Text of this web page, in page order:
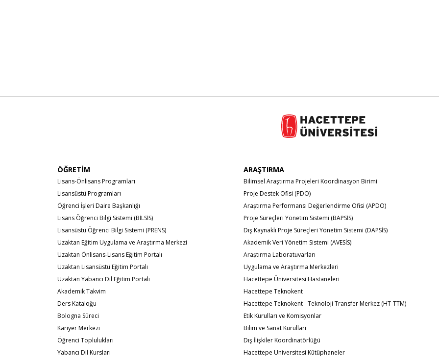
ÖĞRETİM
Lisans-Önlisans Programları
Lisansüstü Programları
Öğrenci İşleri Daire Başkanlığı
Lisans Öğrenci Bilgi Sistemi (BİLSİS)
Lisansüstü Öğrenci Bilgi Sistemi (PRENS)
Uzaktan Eğitim Uygulama ve Araştırma Merkezi
Uzaktan Önlisans-Lisans Eğitim Portalı
Uzaktan Lisansüstü Eğitim Portalı
Uzaktan Yabancı Dil Eğitim Portalı
Akademik Takvim
Ders Kataloğu
Bologna Süreci
Kariyer Merkezi
Öğrenci Toplulukları
Yabancı Dil Kursları
ARAŞTIRMA
Bilimsel Araştırma Projeleri Koordinasyon Birimi
Proje Destek Ofisi (PDO)
Araştırma Performansı Değerlendirme Ofisi (APDO)
Proje Süreçleri Yönetim Sistemi (BAPSİS)
Dış Kaynaklı Proje Süreçleri Yönetim Sistemi (DAPSİS)
Akademik Veri Yönetim Sistemi (AVESİS)
Araştırma Laboratuvarları
Uygulama ve Araştırma Merkezleri
Hacettepe Üniversitesi Hastaneleri
Hacettepe Teknokent
Hacettepe Teknokent - Teknoloji Transfer Merkez (HT-TTM)
Etik Kurulları ve Komisyonlar
Bilim ve Sanat Kurulları
Dış İlişkiler Koordinatörlüğü
Hacettepe Üniversitesi Kütüphaneler